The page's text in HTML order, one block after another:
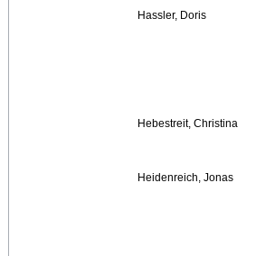
Hassler, Doris
Hebestreit, Christina
Heidenreich, Jonas